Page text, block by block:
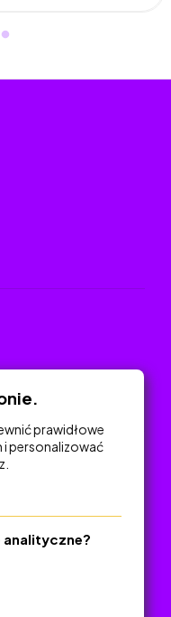
prawidłowe
i personalizować